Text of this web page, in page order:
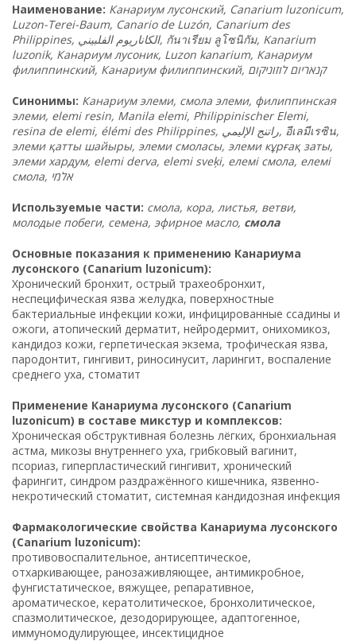
Наименование: Канариум лусонский, Canarium luzonicum,
Luzon-Terei-Baum, Canario de Luzón, Canarium des
Philippines, الكاناريوم الفلبيني, กันาเรียม ลูโซนิกัม, Kanarium
luzonik, Канариум лусоник, Luzon kanarium, Канариум
филиппинский, Канариум филиппинский, קנאריום לוזוניקום
Синонимы: Канариум элеми, смола элеми, филиппинская
элеми, elemi resin, Manila elemi, Philippinischer Elemi,
resina de elemi, élémi des Philippines, راتنج الإليمي, อีเลมีเรซิน,
элеми қатты шайыры, элеми смоласы, элеми кұрғақ заты,
элеми хардум, elemi derva, elemi sveķi, елемі смола, елемі
смола, אלמי
Используемые части: смола, кора, листья, ветви,
молодые побеги, семена, эфирное масло, смола
Основные показания к применению Канариума
лусонского (Canarium luzonicum):
Хронический бронхит, острый трахеобронхит,
неспецифическая язва желудка, поверхностные
бактериальные инфекции кожи, инфицированные ссадины и
ожоги, атопический дерматит, нейродермит, онихомикоз,
кандидоз кожи, герпетическая экзема, трофическая язва,
пародонтит, гингивит, риносинусит, ларингит, воспаление
среднего уха, стоматит
Применение Канариума лусонского (Canarium
luzonicum) в составе микстур и комплексов:
Хроническая обструктивная болезнь лёгких, бронхиальная
астма, микозы внутреннего уха, грибковый вагинит,
псориаз, гиперпластический гингивит, хронический
фарингит, синдром раздражённого кишечника, язвенно-
некротический стоматит, системная кандидозная инфекция
Фармакологические свойства Канариума лусонского
(Canarium luzonicum):
противовоспалительное, антисептическое,
отхаркивающее, ранозаживляющее, антимикробное,
фунгистатическое, вяжущее, репаративное,
ароматическое, кератолитическое, бронхолитическое,
спазмолитическое, дезодорирующее, адаптогенное,
иммуномодулирующее, инсектицидное